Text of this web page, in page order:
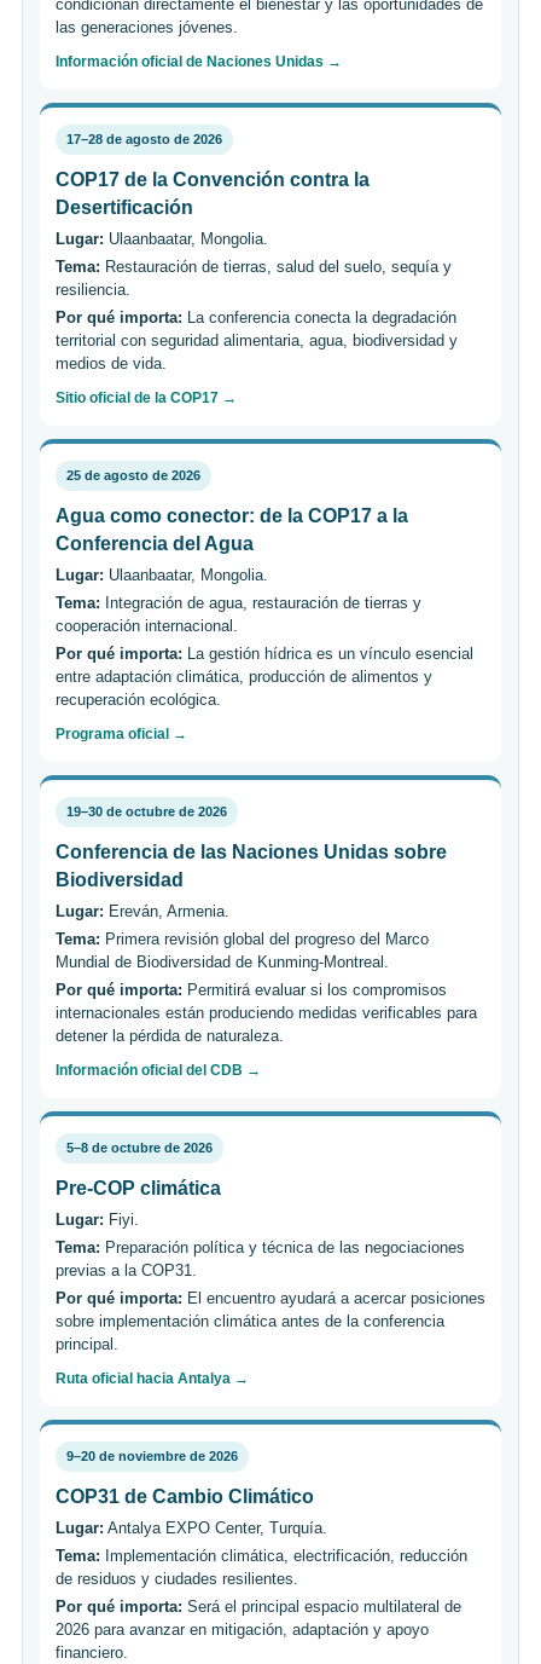
condicionan directamente el bienestar y las oportunidades de
las generaciones jóvenes.
Información oficial de Naciones Unidas →
17–28 de agosto de 2026
COP17 de la Convención contra la
Desertificación
Lugar: Ulaanbaatar, Mongolia.
Tema: Restauración de tierras, salud del suelo, sequía y
resiliencia.
Por qué importa: La conferencia conecta la degradación
territorial con seguridad alimentaria, agua, biodiversidad y
medios de vida.
Sitio oficial de la COP17 →
25 de agosto de 2026
Agua como conector: de la COP17 a la
Conferencia del Agua
Lugar: Ulaanbaatar, Mongolia.
Tema: Integración de agua, restauración de tierras y
cooperación internacional.
Por qué importa: La gestión hídrica es un vínculo esencial
entre adaptación climática, producción de alimentos y
recuperación ecológica.
Programa oficial →
19–30 de octubre de 2026
Conferencia de las Naciones Unidas sobre
Biodiversidad
Lugar: Ereván, Armenia.
Tema: Primera revisión global del progreso del Marco
Mundial de Biodiversidad de Kunming-Montreal.
Por qué importa: Permitirá evaluar si los compromisos
internacionales están produciendo medidas verificables para
detener la pérdida de naturaleza.
Información oficial del CDB →
5–8 de octubre de 2026
Pre-COP climática
Lugar: Fiyi.
Tema: Preparación política y técnica de las negociaciones
previas a la COP31.
Por qué importa: El encuentro ayudará a acercar posiciones
sobre implementación climática antes de la conferencia
principal.
Ruta oficial hacia Antalya →
9–20 de noviembre de 2026
COP31 de Cambio Climático
Lugar: Antalya EXPO Center, Turquía.
Tema: Implementación climática, electrificación, reducción
de residuos y ciudades resilientes.
Por qué importa: Será el principal espacio multilateral de
2026 para avanzar en mitigación, adaptación y apoyo
financiero.